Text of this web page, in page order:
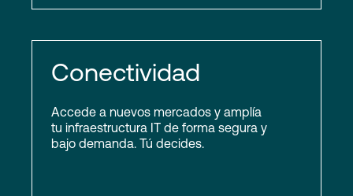
Conectividad
Accede a nuevos mercados y amplía
tu infraestructura IT de forma segura y
bajo demanda. Tú decides.